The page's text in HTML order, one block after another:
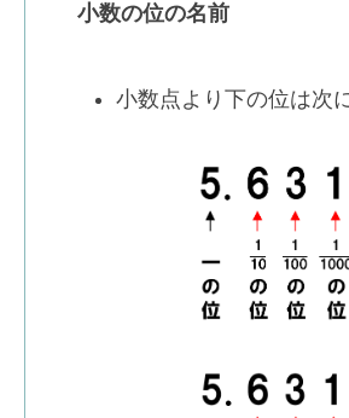
小数の位の名前
小数点より下の位は次